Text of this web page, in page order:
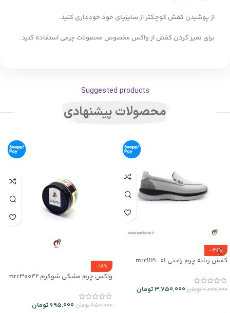
از پوشیدن کفش کوچکتر از سایزپای خود خودداری کنید.
برای تمیز کردن کفش از واکس مخصوص محصولات چرمی استفاده کنید.
Suggested products
محصولات پیشنهادی
-46%
کفش زنانه چرم راحتی mrc1121-01
7,000,000تومان3,750,000تومان
-18%
واکس چرم مشکی شوکرم mrc30042
850,000تومان695,000 تومان